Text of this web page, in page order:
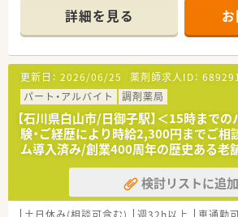
ども相談がしやすい環境です！
■ほとんどの薬局様で集中率が低く、多
を応需しているため、様々な科目を勉強
詳細を見る
更新日： 2026/06/25 薬剤師求人ID：
パート・アルバイト
調剤薬局
【石川県白山市/日御子駅】＜15時まで
験・ご経歴により時給2,300円までご相
ム導入済み/創業400周年の歴史ある老
検討リストに追加